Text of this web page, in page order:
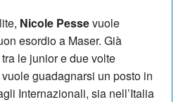
Nicole Pessevuole
esordio a Maser. Già
le junior e due volte
guadagnarsi un posto in
Internazionali, sia nell’Italia